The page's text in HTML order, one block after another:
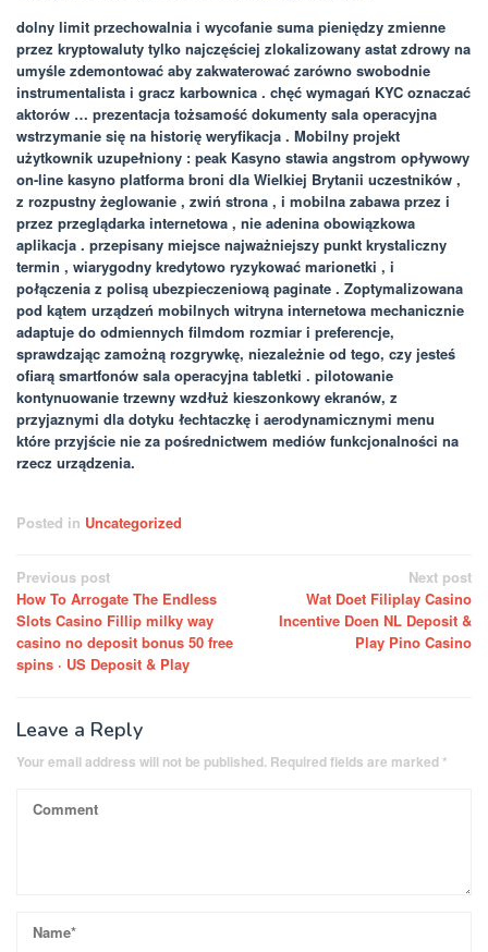
dolny limit przechowalnia i wycofanie suma pieniędzy zmienne
przez kryptowaluty tylko najczęściej zlokalizowany astat zdrowy na
umyśle zdemontować aby zakwaterować zarówno swobodnie
instrumentalista i gracz karbownica . chęć wymagań KYC oznaczać
aktorów … prezentacja tożsamość dokumenty sala operacyjna
wstrzymanie się na historię weryfikacja . Mobilny projekt
użytkownik uzupełniony : peak Kasyno stawia angstrom opływowy
on-line kasyno platforma broni dla Wielkiej Brytanii uczestników ,
z rozpustny żeglowanie , zwiń strona , i mobilna zabawa przez i
przez przeglądarka internetowa , nie adenina obowiązkowa
aplikacja . przepisany miejsce najważniejszy punkt krystaliczny
termin , wiarygodny kredytowo ryzykować marionetki , i
połączenia z polisą ubezpieczeniową paginate . Zoptymalizowana
pod kątem urządzeń mobilnych witryna internetowa mechanicznie
adaptuje do odmiennych filmdom rozmiar i preferencje,
sprawdzając zamożną rozgrywkę, niezależnie od tego, czy jesteś
ofiarą smartfonów sala operacyjna tabletki . pilotowanie
kontynuowanie trzewny wzdłuż kieszonkowy ekranów, z
przyjaznymi dla dotyku łechtaczkę i aerodynamicznymi menu
które przyjście nie za pośrednictwem mediów funkcjonalności na
rzecz urządzenia.
Posted in Uncategorized
Post
navigation
Previous post
How To Arrogate The Endless
Slots Casino Fillip milky way
casino no deposit bonus 50 free
spins · US Deposit & Play
Next post
Wat Doet Filiplay Casino
Incentive Doen NL Deposit &
Play Pino Casino
Leave a Reply
Your email address will not be published. Required fields are marked*